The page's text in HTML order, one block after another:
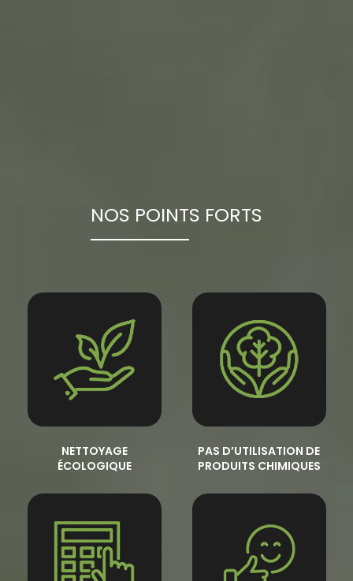
NOS POINTS FORTS
NETTOYAGE
ÉCOLOGIQUE
PAS D’UTILISATION DE
PRODUITS CHIMIQUES